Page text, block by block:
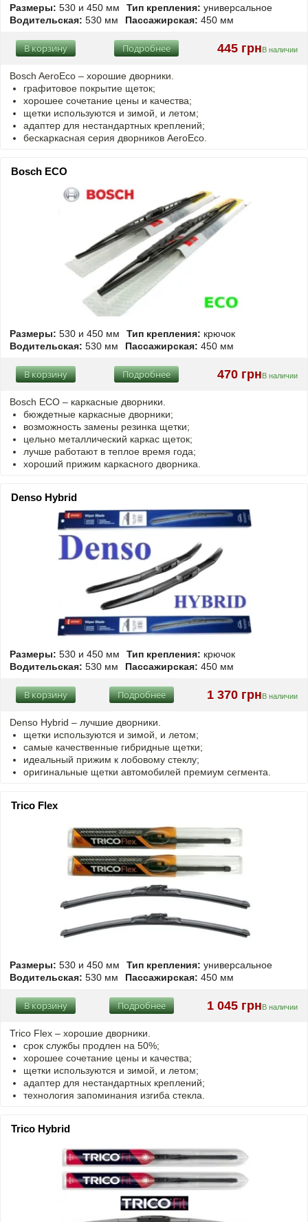
Размеры: 530 и 450 мм Тип крепления: универсальное
Водительская: 530 мм Пассажирская: 450 мм
445 грн В наличии
Подробнее
В корзину
Bosch AeroEco – хорошие дворники.
графитовое покрытие щеток;
хорошее сочетание цены и качества;
щетки используются и зимой, и летом;
адаптер для нестандартных креплений;
бескаркасная серия дворников AeroEco.
Bosch ECO
Размеры: 530 и 450 мм Тип крепления: крючок
Водительская: 530 мм Пассажирская: 450 мм
470 грнВ наличии
Подробнее
В корзину
Bosch ECO – каркасные дворники.
бюждетные каркасные дворники;
возможность замены резинка щетки;
цельно металлический каркас щеток;
лучше работают в теплое время года;
хороший прижим каркасного дворника.
Denso Hybrid
Размеры: 530 и 450 мм Тип крепления: крючок
Водительская: 530 мм Пассажирская: 450 мм
1 370 грн В наличии
Подробнее
В корзину
Denso Hybrid – лучшие дворники.
щетки используются и зимой, и летом;
самые качественные гибридные щетки;
идеальный прижим к лобовому стеклу;
оригинальные щетки автомобилей премиум сегмента.
Trico Flex
Размеры: 530 и 450 мм Тип крепления: универсальное
Водительская: 530 мм Пассажирская: 450 мм
1 045 грн В наличии
Подробнее
В корзину
Trico Flex – хорошие дворники.
срок службы продлен на 50%;
хорошее сочетание цены и качества;
щетки используются и зимой, и летом;
адаптер для нестандартных креплений;
технология запоминания изгиба стекла.
Trico Hybrid